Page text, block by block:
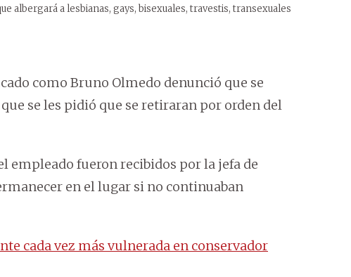
albergará a lesbianas, gays, bisexuales, travestis, transexuales
como Bruno Olmedo denunció que se
se les pidió que se retiraran por orden del
empleado fueron recibidos por la jefa de
en el lugar si no continuaban
cada vez más vulnerada en conservador